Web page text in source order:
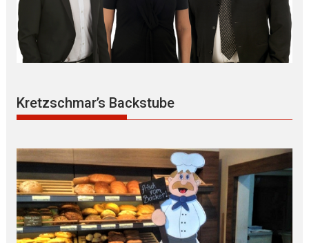
Kretzschmar’s Backstube